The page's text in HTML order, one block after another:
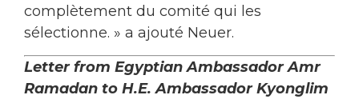
complètement du comité qui les
sélectionne. » a ajouté Neuer.
Letter from Egyptian Ambassador Amr
Ramadan to H.E. Ambassador Kyonglim